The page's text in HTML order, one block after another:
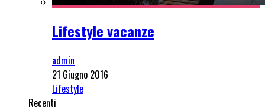
Lifestyle vacanze
admin
21 Giugno 2016
Lifestyle
Recenti